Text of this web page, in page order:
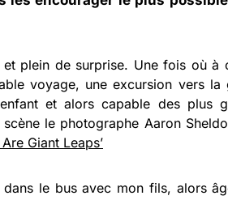
plein de surprise. Une fois où à
voyage, une excursion vers la
et alors capable des plus
le photographe Aaron
Giant Leaps’
dans le bus avec mon fils, alors